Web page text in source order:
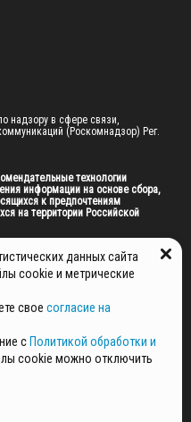
надзору в сфере связи,
(Роскомнадзор) Рег.
технологии
информации на основе сбора,
к предпочтениям
на территории Российской
ГАУ МО "ЦИФРОВЫЕ
ДАННЫХ
данных сайта
cookie и метрические
свое согласие на
с Политикой обработки и
cookie можно отключить